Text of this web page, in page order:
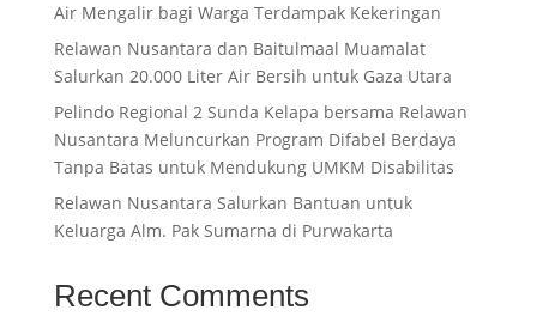
Air Mengalir bagi Warga Terdampak Kekeringan
Relawan Nusantara dan Baitulmaal Muamalat
Salurkan 20.000 Liter Air Bersih untuk Gaza Utara
Pelindo Regional 2 Sunda Kelapa bersama Relawan
Nusantara Meluncurkan Program Difabel Berdaya
Tanpa Batas untuk Mendukung UMKM Disabilitas
Relawan Nusantara Salurkan Bantuan untuk
Keluarga Alm. Pak Sumarna di Purwakarta
Recent Comments